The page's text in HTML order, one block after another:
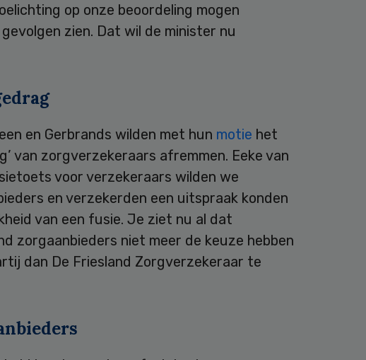
op onze beoordeling mogen
zien. Dat wil de minister nu
en Gerbrands wilden met hun motie het
van zorgverzekeraars afremmen. Eeke van
voor verzekeraars wilden we
en verzekerden een uitspraak konden
van een fusie. Je ziet nu al dat
zorgaanbieders niet meer de keuze hebben
dan De Friesland Zorgverzekeraar te